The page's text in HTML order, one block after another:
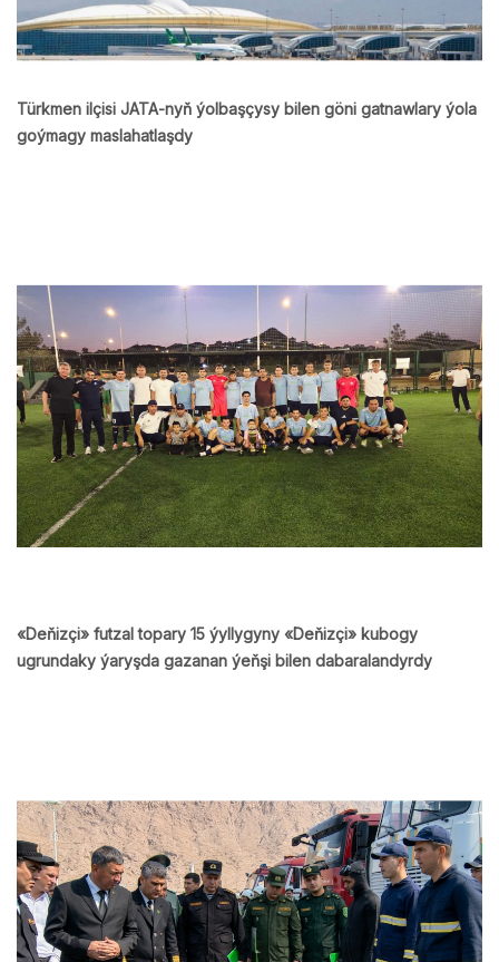
Türkmen ilçisi JATA-nyň ýolbaşçysy bilen göni gatnawlary ýola
goýmagy maslahatlaşdy
«Deňizçi» futzal topary 15 ýyllygyny «Deňizçi» kubogy
ugrundaky ýaryşda gazanan ýeňşi bilen dabaralandyrdy